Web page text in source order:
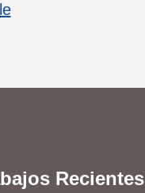
Recientes